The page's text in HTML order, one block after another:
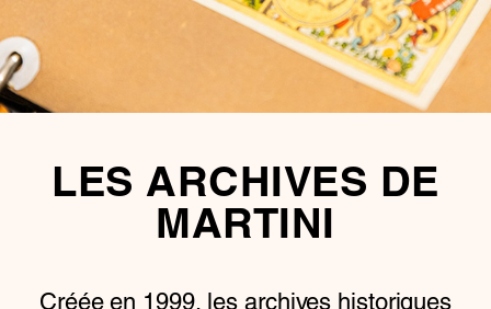
LES ARCHIVES DE
MARTINI
Créée en 1999, les archives historiques